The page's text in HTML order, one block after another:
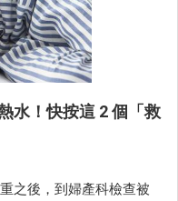
水！快按這 2 個「救
之後，到婦產科檢查被